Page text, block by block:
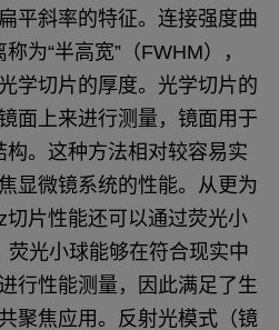
平斜率的特征。连接强度曲
为“半高宽”（FWHM），
学切片的厚度。光学切片的
面上来进行测量，镜面用于
。这种方法相对较容易实
显微镜系统的性能。从更为
片性能还可以通过荧光小
光小球能够在符合现实中
行性能测量，因此满足了生
聚焦应用。反射光模式（镜